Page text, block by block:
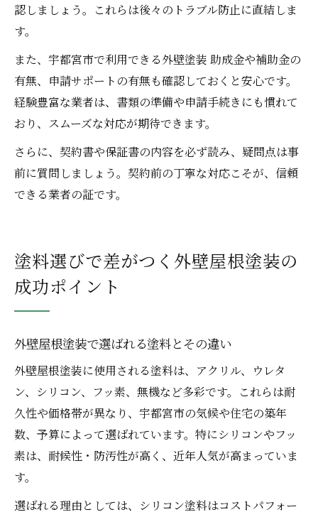
認しましょう。これらは後々のトラブル防止に直結しま
す。
また、宇都宮市で利用できる外壁塗装 助成金や補助金の
有無、申請サポートの有無も確認しておくと安心です。
経験豊富な業者は、書類の準備や申請手続きにも慣れて
おり、スムーズな対応が期待できます。
さらに、契約書や保証書の内容を必ず読み、疑問点は事
前に質問しましょう。契約前の丁寧な対応こそが、信頼
できる業者の証です。
塗料選びで差がつく外壁屋根塗装の
成功ポイント
外壁屋根塗装で選ばれる塗料とその違い
外壁屋根塗装に使用される塗料は、アクリル、ウレタ
ン、シリコン、フッ素、無機など多彩です。これらは耐
久性や価格帯が異なり、宇都宮市の気候や住宅の築年
数、予算によって選ばれています。特にシリコンやフッ
素は、耐候性・防汚性が高く、近年人気が高まっていま
す。
選ばれる理由としては、シリコン塗料はコストパフォー